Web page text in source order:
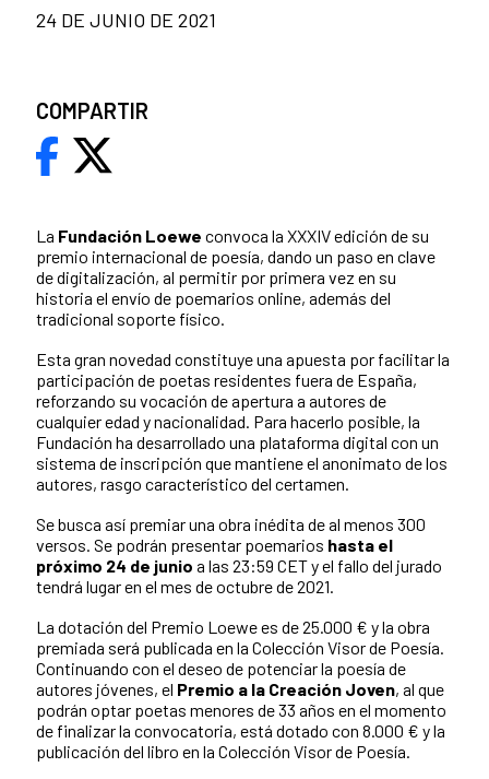
La Fundación Loewe convoca la XXXIV edición de su
premio internacional de poesía, dando un paso en clave
de digitalización, al permitir por primera vez en su
historia el envío de poemarios online, además del
tradicional soporte físico.
Esta gran novedad constituye una apuesta por facilitar la
participación de poetas residentes fuera de España,
reforzando su vocación de apertura a autores de
cualquier edad y nacionalidad. Para hacerlo posible, la
Fundación ha desarrollado una plataforma digital con un
sistema de inscripción que mantiene el anonimato de los
autores, rasgo característico del certamen.
Se busca así premiar una obra inédita de al menos 300
versos. Se podrán presentar poemarios hasta el
próximo 24 de junio a las 23:59 CET y el fallo del jurado
tendrá lugar en el mes de octubre de 2021.
La dotación del Premio Loewe es de 25.000 € y la obra
premiada será publicada en la Colección Visor de Poesía.
Continuando con el deseo de potenciar la poesía de
autores jóvenes, el Premio a la Creación Joven, al que
podrán optar poetas menores de 33 años en el momento
de finalizar la convocatoria, está dotado con 8.000 € y la
publicación del libro en la Colección Visor de Poesía.
24 DE JUNIO DE 2021
COMPARTIR